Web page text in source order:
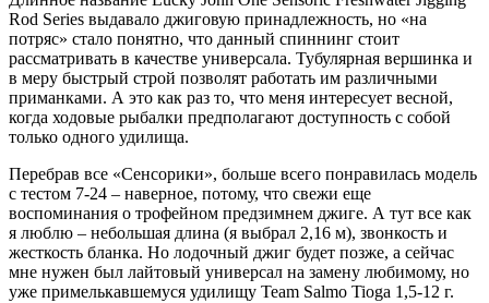
Rod Series выдавало джиговую принадлежность, но «на
потряс» стало понятно, что данный спиннинг стоит
рассматривать в качестве универсала. Тубулярная вершинка и
в меру быстрый строй позволят работать им различными
приманками. А это как раз то, что меня интересует весной,
когда ходовые рыбалки предполагают доступность с собой
только одного удилища.
Перебрав все «Сенсорики», больше всего понравилась модель
с тестом 7-24 – наверное, потому, что свежи еще
воспоминания о трофейном предзимнем джиге. А тут все как
я люблю – небольшая длина (я выбрал 2,16 м), звонкость и
жесткость бланка. Но лодочный джиг будет позже, а сейчас
мне нужен был лайтовый универсал на замену любимому, но
уже примелькавшемуся удилищу Team Salmo Tioga 1,5-12 г.